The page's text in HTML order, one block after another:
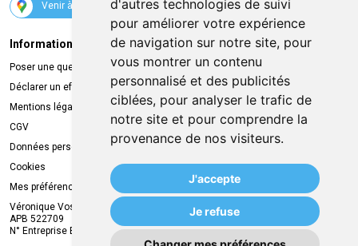
d'autres technologies de suivi
pour améliorer votre expérience
de navigation sur notre site, pour
vous montrer un contenu
personnalisé et des publicités
ciblées, pour analyser le trafic de
notre site et pour comprendre la
provenance de nos visiteurs.
J'accepte
Je refuse
Venir à la pharmacie
Informations légales
Poser une question
Déclarer un effet indésirable
Mentions légales
CGV
Données personnelles
Cookies
Mes préférences Cookies
Véronique Vos
APB 522709
N° Entreprise BE0749.944.612
Livraison
Retrait à la pharmacie
Livraison chez vous
Livraison dans un Point Relais